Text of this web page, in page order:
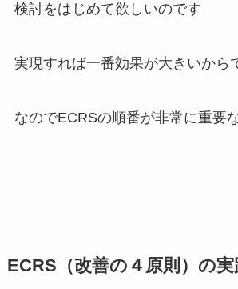
検討をはじめて欲しいのです
実現すれば一番効果が大きいから
なのでECRSの順番が非常に重要
ECRS（改善の４原則）の